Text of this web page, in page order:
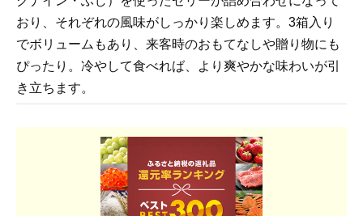
おり、それぞれの風味がしっかり楽しめます。3箱入り
でボリュームもあり、来客時のおもてなしや贈り物にも
ぴったり。冷やして食べれば、より爽やかな味わいが引
き立ちます。